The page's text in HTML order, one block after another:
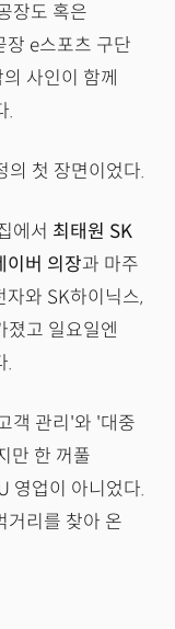
장도 혹은
장 e스포츠 구단
사인이 함께
.
의 첫 장면이었다.
에서 최태원 SK
이버 의장과 마주
와 SK하이닉스,
졌고 일요일엔
.
객 관리'와 '대중
만 한 꺼풀
영업이 아니었다.
거리를 찾아 온